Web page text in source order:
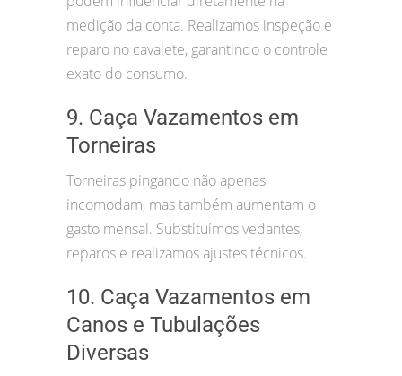
medição da conta. Realizamos inspeção e
reparo no cavalete, garantindo o controle
exato do consumo.
9. Caça Vazamentos em
Torneiras
Torneiras pingando não apenas
incomodam, mas também aumentam o
gasto mensal. Substituímos vedantes,
reparos e realizamos ajustes técnicos.
10. Caça Vazamentos em
Canos e Tubulações
Diversas